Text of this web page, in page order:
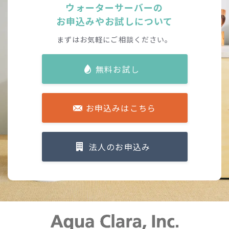
ウォーターサーバーの
お申込みやお試しについて
まずはお気軽にご相談ください。
無料お試し
お申込みはこちら
法人のお申込み